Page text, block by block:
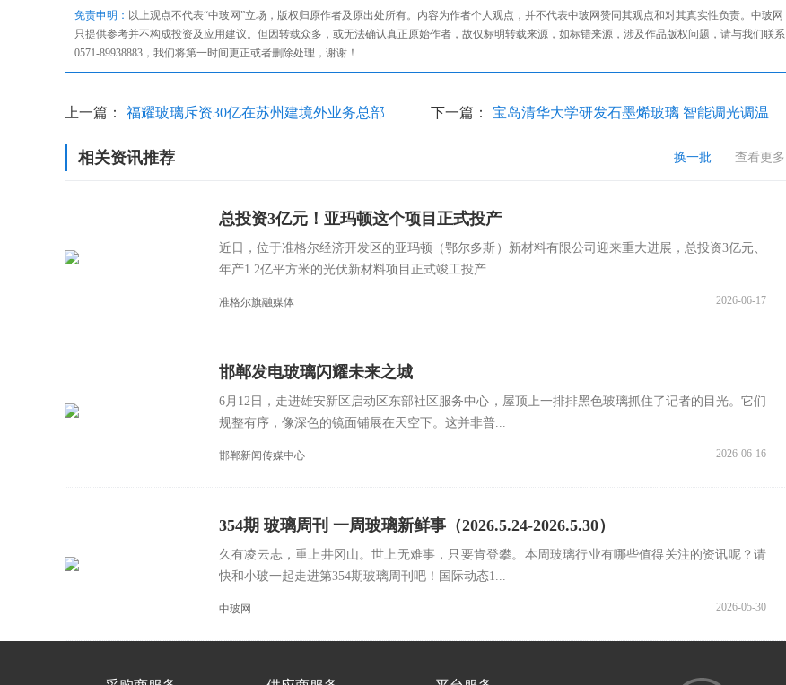
免责申明： 以上观点不代表“中玻网”立场，版权归原作者及原出处所有。内容为作者个人观点，并不代表中玻网赞同其观点和对其真实性负责。中玻网
只提供参考并不构成投资及应用建议。但因转载众多，或无法确认真正原始作者，故仅标明转载来源，如标错来源，涉及作品版权问题，请与我们联系
0571-89938883，我们将第一时间更正或者删除处理，谢谢！
上一篇： 福耀玻璃斥资30亿在苏州建境外业务总部 下一篇： 宝岛清华大学研发石墨烯玻璃 智能调光调温
相关资讯推荐 查看更多
换一批
总投资3亿元！亚玛顿这个项目正式投产
近日，位于准格尔经济开发区的亚玛顿（鄂尔多斯）新材料有限公司迎来重大进展，总投资3亿元、
年产1.2亿平方米的光伏新材料项目正式竣工投产...
准格尔旗融媒体 2026-06-17
邯郸发电玻璃闪耀未来之城
6月12日，走进雄安新区启动区东部社区服务中心，屋顶上一排排黑色玻璃抓住了记者的目光。它们
规整有序，像深色的镜面铺展在天空下。这并非普...
邯郸新闻传媒中心 2026-06-16
354期 玻璃周刊 一周玻璃新鲜事（2026.5.24-2026.5.30）
久有凌云志，重上井冈山。世上无难事，只要肯登攀。本周玻璃行业有哪些值得关注的资讯呢？请
快和小玻一起走进第354期玻璃周刊吧！国际动态1...
中玻网 2026-05-30